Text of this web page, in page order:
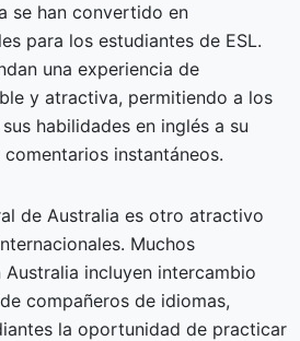
se han convertido en
para los estudiantes de ESL.
una experiencia de
y atractiva, permitiendo a los
habilidades en inglés a su
instantáneos.
de Australia es otro atractivo
Muchos
Australia incluyen intercambio
compañeros de idiomas,
la oportunidad de practicar